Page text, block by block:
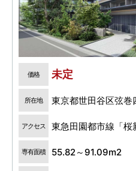
価格 未定
所在地 東京都世田谷区弦巻
アクセス 東急田園都市線「
専有面積 55.82～91.09m2